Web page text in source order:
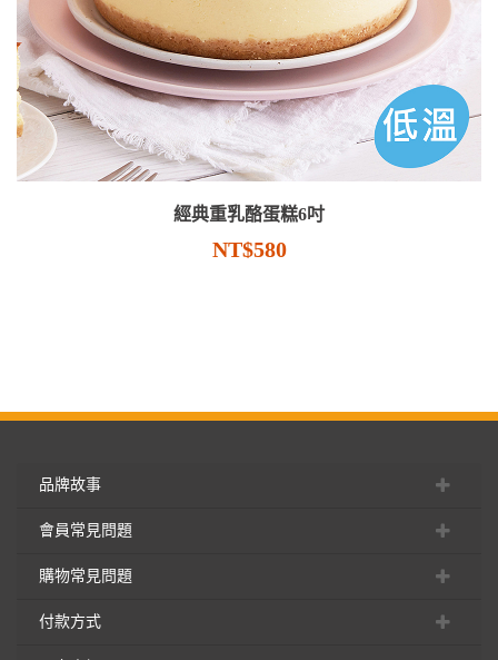
經典重乳酪蛋糕6吋
NT$580
品牌故事
會員常見問題
購物常見問題
付款方式